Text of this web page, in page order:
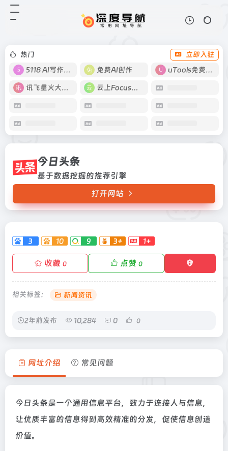
热门
立即入驻
5118 AI写作工具
免费AI创作 uTools免费工具箱
讯飞星火大模型 云上Focus接码
今日头条
基于数据挖掘的推荐引擎
打开网站
3
10
9 3+ 1+
收藏 0 点赞 0
相关标签： 新闻资讯
2年前发布 10,284 0 0
网址介绍 常见问题
今日头条是一个通用信息平台，致力于连接人与信息，
让优质丰富的信息得到高效精准的分发，促使信息创造
价值。